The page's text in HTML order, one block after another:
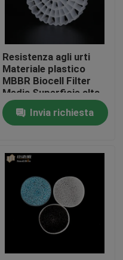
Resistenza agli urti
Materiale plastico
MBBR Biocell Filter
Media Superficie alta
Per RAS
Invia richiesta